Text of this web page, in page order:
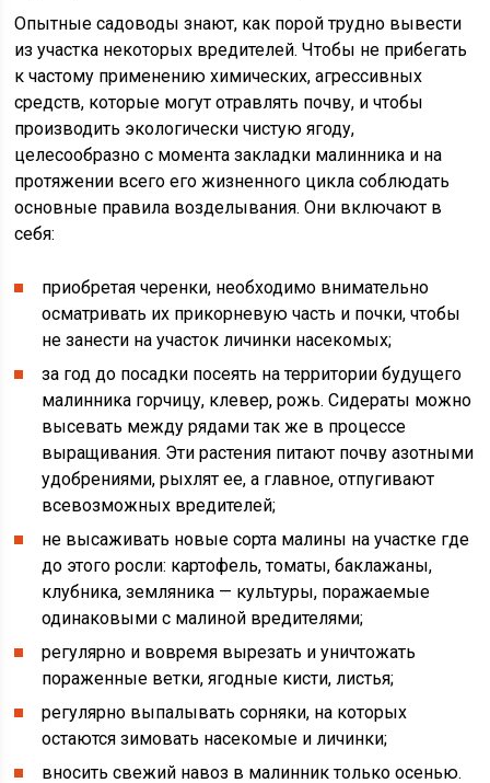
Опытные садоводы знают, как порой трудно вывести
из участка некоторых вредителей. Чтобы не прибегать
к частому применению химических, агрессивных
средств, которые могут отравлять почву, и чтобы
производить экологически чистую ягоду,
целесообразно с момента закладки малинника и на
протяжении всего его жизненного цикла соблюдать
основные правила возделывания. Они включают в
себя:
приобретая черенки, необходимо внимательно
осматривать их прикорневую часть и почки, чтобы
не занести на участок личинки насекомых;
за год до посадки посеять на территории будущего
малинника горчицу, клевер, рожь. Сидераты можно
высевать между рядами так же в процессе
выращивания. Эти растения питают почву азотными
удобрениями, рыхлят ее, а главное, отпугивают
всевозможных вредителей;
не высаживать новые сорта малины на участке где
до этого росли: картофель, томаты, баклажаны,
клубника, земляника — культуры, поражаемые
одинаковыми с малиной вредителями;
регулярно и вовремя вырезать и уничтожать
пораженные ветки, ягодные кисти, листья;
регулярно выпалывать сорняки, на которых
остаются зимовать насекомые и личинки;
вносить свежий навоз в малинник только осенью.